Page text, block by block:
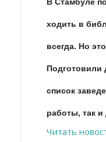
ходить в
всегда. Но
Подготовили
список
работы, так
Читать